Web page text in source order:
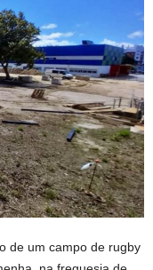
de um campo de rugby